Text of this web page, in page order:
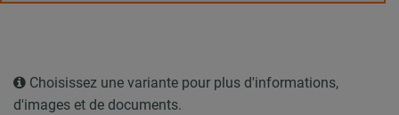
Choisissez une variante pour plus d'informations,
d'images et de documents.